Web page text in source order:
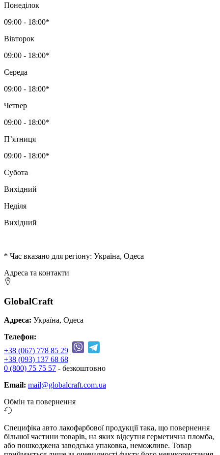
Понеділок
09:00 - 18:00*
Вівторок
09:00 - 18:00*
Середа
09:00 - 18:00*
Четвер
09:00 - 18:00*
Пʼятниця
09:00 - 18:00*
Субота
Вихідний
Неділя
Вихідний
* Час вказано для регіону: Україна, Одеса
Адреса та контакти
GlobalCraft
Адреса: Україна, Одеса
Телефон:
+38 (067) 778 85 29
+38 (093) 137 68 68
0 (800) 75 75 57 - безкоштовно
Email: mail@globalcraft.com.ua
Обмін та повернення
Специфіка авто лакофарбової продукції така, що повернення
більшої частини товарів, на яких відсутня герметична пломба,
або пошкоджена заводська упаковка, неможливе. Товар